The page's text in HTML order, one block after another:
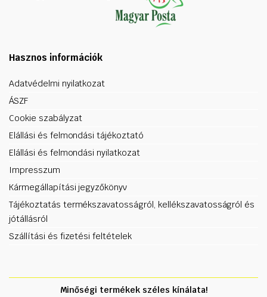
Hasznos információk
Adatvédelmi nyilatkozat
ÁSZF
Cookie szabályzat
Elállási és felmondási tájékoztató
Elállási és felmondási nyilatkozat
Impresszum
Kármegállapítási jegyzőkönyv
Tájékoztatás termékszavatosságról, kellékszavatosságról és
jótállásról
Szállítási és fizetési feltételek
Minőségi termékek széles kínálata!